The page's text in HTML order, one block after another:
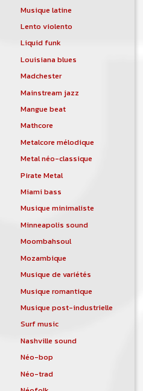
Musique latine
Lento violento
Liquid funk
Louisiana blues
Madchester
Mainstream jazz
Mangue beat
Mathcore
Metalcore mélodique
Metal néo-classique
Pirate Metal
Miami bass
Musique minimaliste
Minneapolis sound
Moombahsoul
Mozambique
Musique de variétés
Musique romantique
Musique post-industrielle
Surf music
Nashville sound
Néo-bop
Néo-trad
du site, et peut-être
Il va
totalement publique
sur le site.
de petites annonces
est proposé sur le
lorsque vous
un groupe, un
de chercher un/des